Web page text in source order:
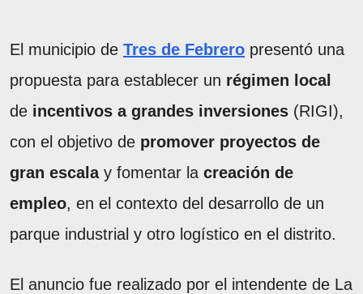
El municipio de Tres de Febrero presentó una
propuesta para establecer un régimen local
de incentivos a grandes inversiones (RIGI),
con el objetivo de promover proyectos de
gran escalay fomentar la creación de
empleo, en el contexto del desarrollo de un
parque industrial y otro logístico en el distrito.
El anuncio fue realizado por el intendente de La